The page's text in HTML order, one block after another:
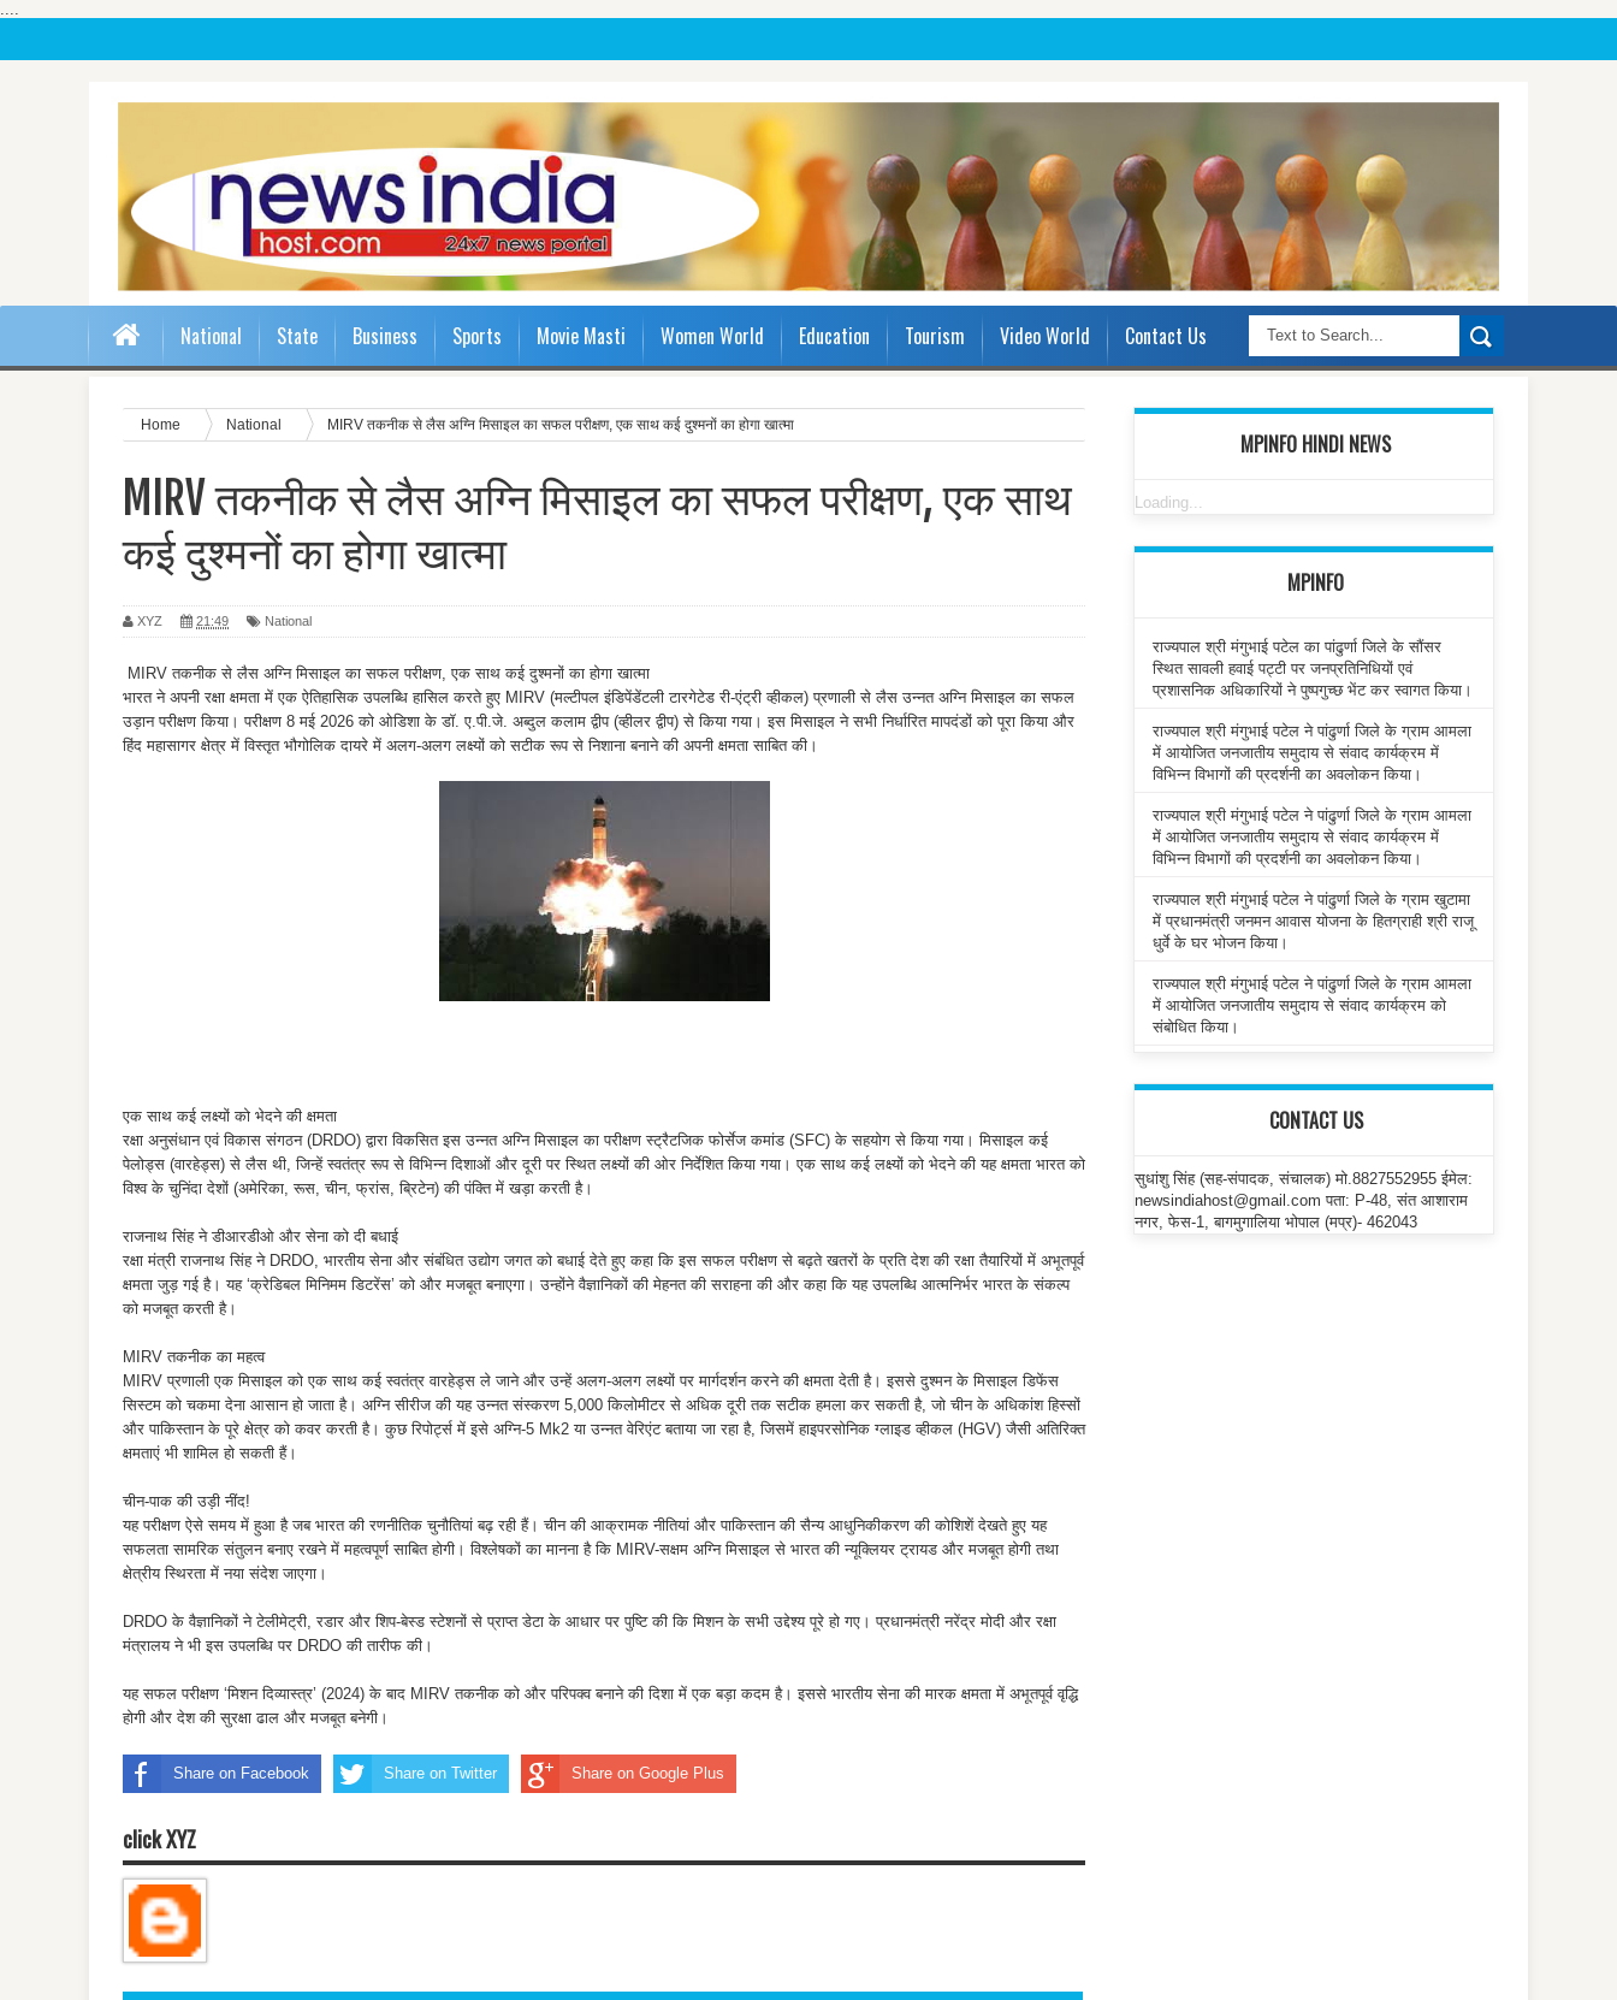
....
National State Business Sports Movie Masti Women World Education Tourism Video World Contact Us
Home National MIRV तकनीक से लैस अग्नि मिसाइल का सफल परीक्षण, एक साथ कई दुश्मनों का होगा खात्मा
MIRV तकनीक से लैस अग्नि मिसाइल का सफल परीक्षण, एक साथ
कई दुश्मनों का होगा खात्मा
XYZ 21:49 National
MIRV तकनीक से लैस अग्नि मिसाइल का सफल परीक्षण, एक साथ कई दुश्मनों का होगा खात्मा
भारत ने अपनी रक्षा क्षमता में एक ऐतिहासिक उपलब्धि हासिल करते हुए MIRV (मल्टीपल इंडिपेंडेंटली टारगेटेड री-एंट्री व्हीकल) प्रणाली से लैस उन्नत अग्नि मिसाइल का सफल
उड़ान परीक्षण किया। परीक्षण 8 मई 2026 को ओडिशा के डॉ. ए.पी.जे. अब्दुल कलाम द्वीप (व्हीलर द्वीप) से किया गया। इस मिसाइल ने सभी निर्धारित मापदंडों को पूरा किया और
हिंद महासागर क्षेत्र में विस्तृत भौगोलिक दायरे में अलग-अलग लक्ष्यों को सटीक रूप से निशाना बनाने की अपनी क्षमता साबित की।
एक साथ कई लक्ष्यों को भेदने की क्षमता
रक्षा अनुसंधान एवं विकास संगठन (DRDO) द्वारा विकसित इस उन्नत अग्नि मिसाइल का परीक्षण स्ट्रैटजिक फोर्सेज कमांड (SFC) के सहयोग से किया गया। मिसाइल कई
पेलोड्स (वारहेड्स) से लैस थी, जिन्हें स्वतंत्र रूप से विभिन्न दिशाओं और दूरी पर स्थित लक्ष्यों की ओर निर्देशित किया गया। एक साथ कई लक्ष्यों को भेदने की यह क्षमता भारत को
विश्व के चुनिंदा देशों (अमेरिका, रूस, चीन, फ्रांस, ब्रिटेन) की पंक्ति में खड़ा करती है।
राजनाथ सिंह ने डीआरडीओ और सेना को दी बधाई
रक्षा मंत्री राजनाथ सिंह ने DRDO, भारतीय सेना और संबंधित उद्योग जगत को बधाई देते हुए कहा कि इस सफल परीक्षण से बढ़ते खतरों के प्रति देश की रक्षा तैयारियों में अभूतपूर्व
क्षमता जुड़ गई है। यह ‘क्रेडिबल मिनिमम डिटरेंस’ को और मजबूत बनाएगा। उन्होंने वैज्ञानिकों की मेहनत की सराहना की और कहा कि यह उपलब्धि आत्मनिर्भर भारत के संकल्प
को मजबूत करती है।
MIRV तकनीक का महत्व
MIRV प्रणाली एक मिसाइल को एक साथ कई स्वतंत्र वारहेड्स ले जाने और उन्हें अलग-अलग लक्ष्यों पर मार्गदर्शन करने की क्षमता देती है। इससे दुश्मन के मिसाइल डिफेंस
सिस्टम को चकमा देना आसान हो जाता है। अग्नि सीरीज की यह उन्नत संस्करण 5,000 किलोमीटर से अधिक दूरी तक सटीक हमला कर सकती है, जो चीन के अधिकांश हिस्सों
और पाकिस्तान के पूरे क्षेत्र को कवर करती है। कुछ रिपोर्ट्स में इसे अग्नि-5 Mk2 या उन्नत वेरिएंट बताया जा रहा है, जिसमें हाइपरसोनिक ग्लाइड व्हीकल (HGV) जैसी अतिरिक्त
क्षमताएं भी शामिल हो सकती हैं।
चीन-पाक की उड़ी नींद!
यह परीक्षण ऐसे समय में हुआ है जब भारत की रणनीतिक चुनौतियां बढ़ रही हैं। चीन की आक्रामक नीतियां और पाकिस्तान की सैन्य आधुनिकीकरण की कोशिशें देखते हुए यह
सफलता सामरिक संतुलन बनाए रखने में महत्वपूर्ण साबित होगी। विश्लेषकों का मानना है कि MIRV-सक्षम अग्नि मिसाइल से भारत की न्यूक्लियर ट्रायड और मजबूत होगी तथा
क्षेत्रीय स्थिरता में नया संदेश जाएगा।
DRDO के वैज्ञानिकों ने टेलीमेट्री, रडार और शिप-बेस्ड स्टेशनों से प्राप्त डेटा के आधार पर पुष्टि की कि मिशन के सभी उद्देश्य पूरे हो गए। प्रधानमंत्री नरेंद्र मोदी और रक्षा
मंत्रालय ने भी इस उपलब्धि पर DRDO की तारीफ की।
यह सफल परीक्षण ‘मिशन दिव्यास्त्र’ (2024) के बाद MIRV तकनीक को और परिपक्व बनाने की दिशा में एक बड़ा कदम है। इससे भारतीय सेना की मारक क्षमता में अभूतपूर्व वृद्धि
होगी और देश की सुरक्षा ढाल और मजबूत बनेगी।
Share on Facebook Share on Twitter Share on Google Plus
click XYZ
MPINFO HINDI NEWS
Loading...
MPINFO
राज्यपाल श्री मंगुभाई पटेल का पांढुर्णा जिले के सौंसर
स्थित सावली हवाई पट्टी पर जनप्रतिनिधियों एवं
प्रशासनिक अधिकारियों ने पुष्पगुच्छ भेंट कर स्वागत किया।
राज्यपाल श्री मंगुभाई पटेल ने पांढुर्णा जिले के ग्राम आमला
में आयोजित जनजातीय समुदाय से संवाद कार्यक्रम में
विभिन्न विभागों की प्रदर्शनी का अवलोकन किया।
राज्यपाल श्री मंगुभाई पटेल ने पांढुर्णा जिले के ग्राम आमला
में आयोजित जनजातीय समुदाय से संवाद कार्यक्रम में
विभिन्न विभागों की प्रदर्शनी का अवलोकन किया।
राज्यपाल श्री मंगुभाई पटेल ने पांढुर्णा जिले के ग्राम खुटामा
में प्रधानमंत्री जनमन आवास योजना के हितग्राही श्री राजू
धुर्वे के घर भोजन किया।
राज्यपाल श्री मंगुभाई पटेल ने पांढुर्णा जिले के ग्राम आमला
में आयोजित जनजातीय समुदाय से संवाद कार्यक्रम को
संबोधित किया।
CONTACT US
सुधांशु सिंह (सह-संपादक, संचालक) मो.8827552955 ईमेल:
newsindiahost@gmail.com पता: P-48, संत आशाराम
नगर, फेस-1, बागमुगालिया भोपाल (मप्र)- 462043